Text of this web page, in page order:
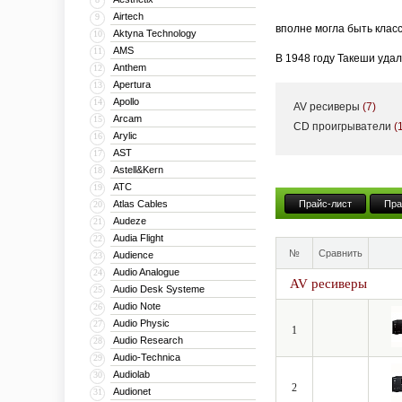
9 Airtech
10 Aktyna Technology
11 AMS
12 Anthem
13 Apertura
14 Apollo
15 Arcam
16 Arylic
17 AST
18 Astell&Kern
19 ATC
20 Atlas Cables
21 Audeze
22 Audia Flight
23 Audience
24 Audio Analogue
25 Audio Desk Systeme
26 Audio Note
27 Audio Physic
28 Audio Research
29 Audio-Technica
30 Audiolab
31 Audionet
вполне могла быть
В 1948 году Такеши
На начало 50-х годов
первых
С выпуском в 1968
Integra A725, который
современных научных
что существенно
В 1974 году Onkyo
квадрофонические
С начала 70-х годов
открывается
звучания всегда
AV ресиверы (7)
CD проигрыватели
Прайс-лист
№ Сравнить
AV ресиверы
1
2